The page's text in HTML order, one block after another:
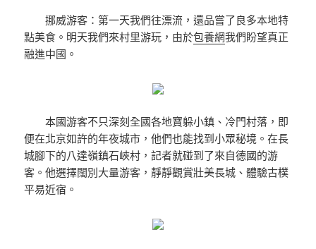
挪威游客：第一天我們往漂流，還品嘗了良多本地特
點美食。明天我們來村里游玩，由於包養網我們盼望真正
融進中國。
本國游客不只深刻全國各地寶躲小鎮、冷門村落，即
便在北京如許的年夜城市，他們也能找到小眾秘境。在長
城腳下的八達嶺鎮石峽村，記者就碰到了來自德國的游
客。他選擇闊別大量游客，靜靜觀賞壯美長城、體驗古樸
平易近宿。